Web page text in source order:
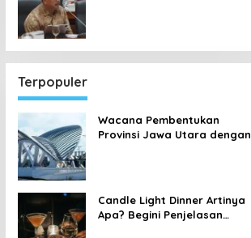
Terpopuler
Wacana Pembentukan
Provinsi Jawa Utara dengan
Candle Light Dinner Artinya
Apa? Begini Penjelasan